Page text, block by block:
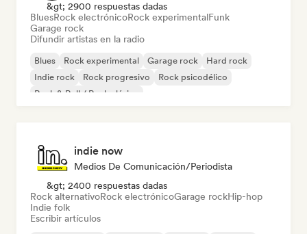
&gt; 2900 respuestas dadas
BluesRock electrónicoRock experimentalFunk
Garage rock
Difundir artistas en la radio
Blues Rock experimental Garage rock
Hard rock
Indie rock
Rock progresivo
Rock psicodélico
Rock & Roll / Rock clásico
indie now
Medios De Comunicación/Periodista
&gt; 2400 respuestas dadas
Rock alternativoRock electrónicoGarage rockHip-hop
Indie folk
Escribir artículos